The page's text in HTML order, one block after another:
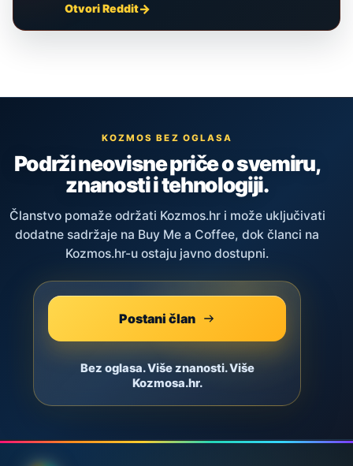
Otvori Reddit
KOZMOS BEZ OGLASA
Podrži neovisne priče o svemiru,
znanosti i tehnologiji.
Članstvo pomaže održati Kozmos.hr i može uključivati
dodatne sadržaje na Buy Me a Coffee, dok članci na
Kozmos.hr-u ostaju javno dostupni.
Postani član
Bez oglasa. Više znanosti. Više
Kozmosa.hr.